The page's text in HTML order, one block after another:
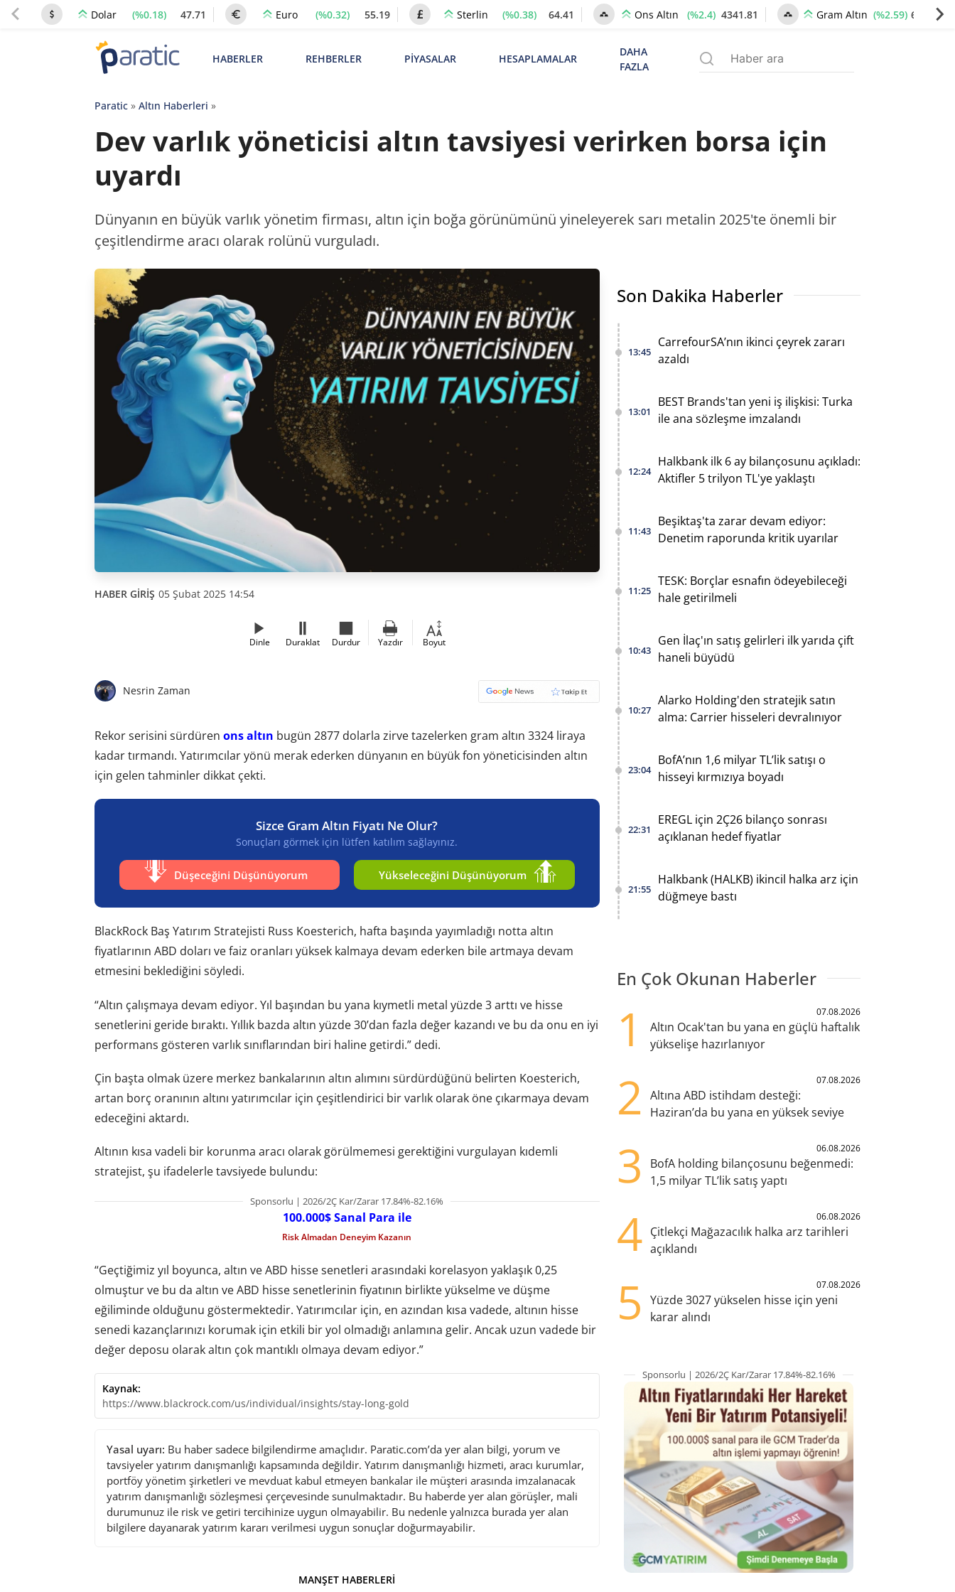
Dolar (%0.18) 47.71 Euro (%0.32) 55.19 Sterlin (%0.38) 64.41 Ons Altın (%2.4) 4341.81 Gram Altın (%2.59) 6660.55
HABERLER REHBERLER PİYASALAR HESAPLAMALAR
DAHA
FAZLA
Paratic» Altın Haberleri »
Dev varlık yöneticisi altın tavsiyesi verirken borsa için
uyardı
Dünyanın en büyük varlık yönetim firması, altın için boğa görünümünü yineleyerek sarı metalin 2025'te önemli bir
çeşitlendirme aracı olarak rolünü vurguladı.
HABER GİRİŞ 05 Şubat 2025 14:54
Dinle Duraklat Durdur Yazdır Boyut
Nesrin Zaman
Rekor serisini sürdüren ons altın bugün 2877 dolarla zirve tazelerken gram altın 3324 liraya
kadar tırmandı. Yatırımcılar yönü merak ederken dünyanın en büyük fon yöneticisinden altın
için gelen tahminler dikkat çekti.
Sizce Gram Altın Fiyatı Ne Olur?
Sonuçları görmek için lütfen katılım sağlayınız.
Düşeceğini Düşünüyorum Yükseleceğini Düşünüyorum
BlackRock Baş Yatırım Stratejisti Russ Koesterich, hafta başında yayımladığı notta altın
fiyatlarının ABD doları ve faiz oranları yüksek kalmaya devam ederken bile artmaya devam
etmesini beklediğini söyledi.
“Altın çalışmaya devam ediyor. Yıl başından bu yana kıymetli metal yüzde 3 arttı ve hisse
senetlerini geride bıraktı. Yıllık bazda altın yüzde 30’dan fazla değer kazandı ve bu da onu en iyi
performans gösteren varlık sınıflarından biri haline getirdi.” dedi.
Çin başta olmak üzere merkez bankalarının altın alımını sürdürdüğünü belirten Koesterich,
artan borç oranının altını yatırımcılar için çeşitlendirici bir varlık olarak öne çıkarmaya devam
edeceğini aktardı.
Altının kısa vadeli bir korunma aracı olarak görülmemesi gerektiğini vurgulayan kıdemli
stratejist, şu ifadelerle tavsiyede bulundu:
Sponsorlu | 2026/2Ç Kar/Zarar 17.84%-82.16%
100.000$ Sanal Para ile
Risk Almadan Deneyim Kazanın
“Geçtiğimiz yıl boyunca, altın ve ABD hisse senetleri arasındaki korelasyon yaklaşık 0,25
olmuştur ve bu da altın ve ABD hisse senetlerinin fiyatının birlikte yükselme ve düşme
eğiliminde olduğunu göstermektedir. Yatırımcılar için, en azından kısa vadede, altının hisse
senedi kazançlarınızı korumak için etkili bir yol olmadığı anlamına gelir. Ancak uzun vadede bir
değer deposu olarak altın çok mantıklı olmaya devam ediyor.”
Kaynak:
https://www.blackrock.com/us/individual/insights/stay-long-gold
Yasal uyarı: Bu haber sadece bilgilendirme amaçlıdır. Paratic.com’da yer alan bilgi, yorum ve
tavsiyeler yatırım danışmanlığı kapsamında değildir. Yatırım danışmanlığı hizmeti, aracı kurumlar,
portföy yönetim şirketleri ve mevduat kabul etmeyen bankalar ile müşteri arasında imzalanacak
yatırım danışmanlığı sözleşmesi çerçevesinde sunulmaktadır. Bu haberde yer alan görüşler, mali
durumunuz ile risk ve getiri tercihinize uygun olmayabilir. Bu nedenle yalnızca burada yer alan
bilgilere dayanarak yatırım kararı verilmesi uygun sonuçlar doğurmayabilir.
MANŞET HABERLERI
Son Dakika Haberler
13:45
CarrefourSA’nın ikinci çeyrek zararı
azaldı
13:01
BEST Brands'tan yeni iş ilişkisi: Turka
ile ana sözleşme imzalandı
12:24
Halkbank ilk 6 ay bilançosunu açıkladı:
Aktifler 5 trilyon TL'ye yaklaştı
11:43
Beşiktaş'ta zarar devam ediyor:
Denetim raporunda kritik uyarılar
11:25
TESK: Borçlar esnafın ödeyebileceği
hale getirilmeli
10:43
Gen İlaç'ın satış gelirleri ilk yarıda çift
haneli büyüdü
10:27
Alarko Holding'den stratejik satın
alma: Carrier hisseleri devralınıyor
23:04
BofA’nın 1,6 milyar TL’lik satışı o
hisseyi kırmızıya boyadı
22:31
EREGL için 2Ç26 bilanço sonrası
açıklanan hedef fiyatlar
21:55
Halkbank (HALKB) ikincil halka arz için
düğmeye bastı
En Çok Okunan Haberler
1 07.08.2026
Altın Ocak'tan bu yana en güçlü haftalık
yükselişe hazırlanıyor
2 07.08.2026
Altına ABD istihdam desteği:
Haziran’da bu yana en yüksek seviye
3 06.08.2026
BofA holding bilançosunu beğenmedi:
1,5 milyar TL’lik satış yaptı
4 06.08.2026
Çitlekçi Mağazacılık halka arz tarihleri
açıklandı
5 07.08.2026
Yüzde 3027 yükselen hisse için yeni
karar alındı
Sponsorlu | 2026/2Ç Kar/Zarar 17.84%-82.16%